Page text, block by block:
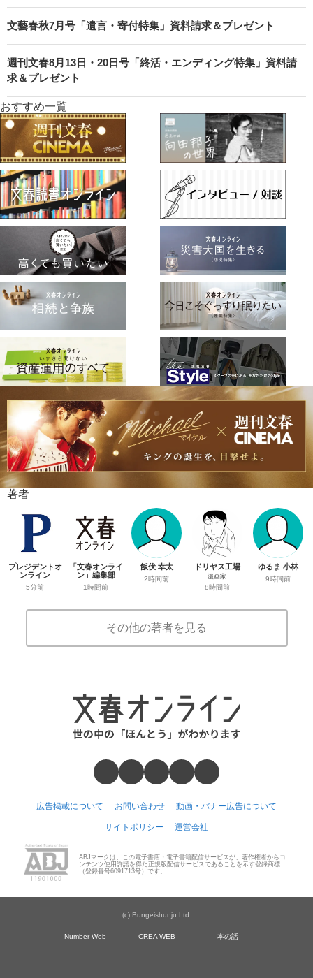
文藝春秋7月号「遺言・寄付特集」資料請求＆プレゼント
週刊文春8月13日・20日号「終活・エンディング特集」資料請
求＆プレゼント
おすすめ一覧
著者
プレジデントオ
ンライン
5分前
「文春オンライ
ン」編集部
1時間前
飯伏 幸太
2時間前
ドリヤス工場
漫画家
8時間前
ゆるま 小林
9時間前
その他の著者を見る
広告掲載について お問い合わせ 動画・バナー広告について
サイトポリシー 運営会社
ABJマークは、この電子書店・電子書籍配信サービスが、著作権者からコ
ンテンツ使用許諾を得た正規版配信サービスであることを示す登録商標
（登録番号6091713号）です。
(c) Bungeishunju Ltd.
Number Web CREA WEB 本の話